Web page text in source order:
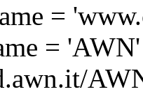
=
= 'AWN'